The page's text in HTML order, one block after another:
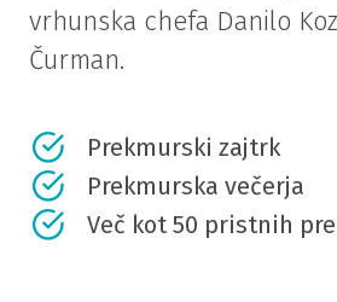
vrhunska chefa Danilo
Čurman.
Prekmurski zajtrk
Prekmurska večerja
Več kot 50 pristnih